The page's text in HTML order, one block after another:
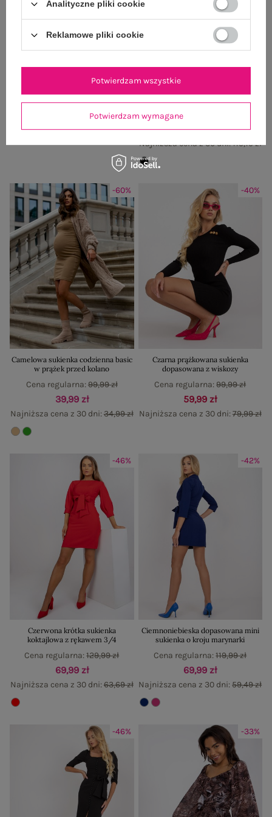
z kieszeniami OCH BELLA
Czarna midi dresowa sukienka basic
z kieszeniami
143,99 zł
Najniższa cena z 30 dni:115,19 zł
Cena regularna:
-60%
Camelowa sukienka codzienna basic
w prążek przed kolano
39,99 zł
Najniższa cena z 30 dni:34,99 zł
Cena regularna:99,99 zł
-40%
Czarna prążkowana sukienka
dopasowana z wiskozy
59,99 zł
Najniższa cena z 30 dni:79,99 zł
Cena regularna:99,99 zł
-46%
Czerwona krótka sukienka
koktajlowa z rękawem 3/4
69,99 zł
Najniższa cena z 30 dni:63,69 zł
Cena regularna:129,99 zł
-42%
Ciemnoniebieska dopasowana mini
sukienka o kroju marynarki
69,99 zł
Najniższa cena z 30 dni:59,49 zł
Cena regularna:119,99 zł
-46% -33%
Analityczne pliki cookie
Reklamowe pliki cookie
Potwierdzam wymagane
Potwierdzam wszystkie